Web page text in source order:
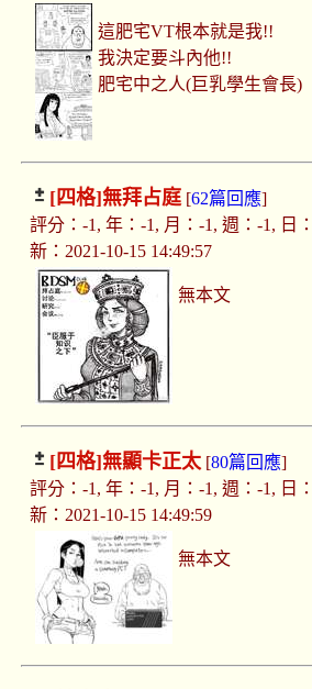
這肥宅VT根本就是我!!
我決定要斗內他!!
肥宅中之人(巨乳學生會長)
[四格]無拜占庭[62篇回應]
評分：-1, 年：-1, 月：-1, 週：-1, 日
新：2021-10-15 14:49:57
無本文
[四格]無顯卡正太[80篇回應]
評分：-1, 年：-1, 月：-1, 週：-1, 日
新：2021-10-15 14:49:59
無本文